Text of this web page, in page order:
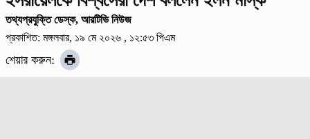
তথ্যপ্রযুক্তি ডেস্ক, আরটিভি নিউজ
প্রকাশিত: মঙ্গলবার, ১৯ মে ২০২৬ , ১২:৫৩ পিএম
শেয়ার করুন: